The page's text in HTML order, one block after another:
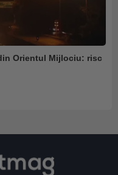
Orientul Mijlociu: risc